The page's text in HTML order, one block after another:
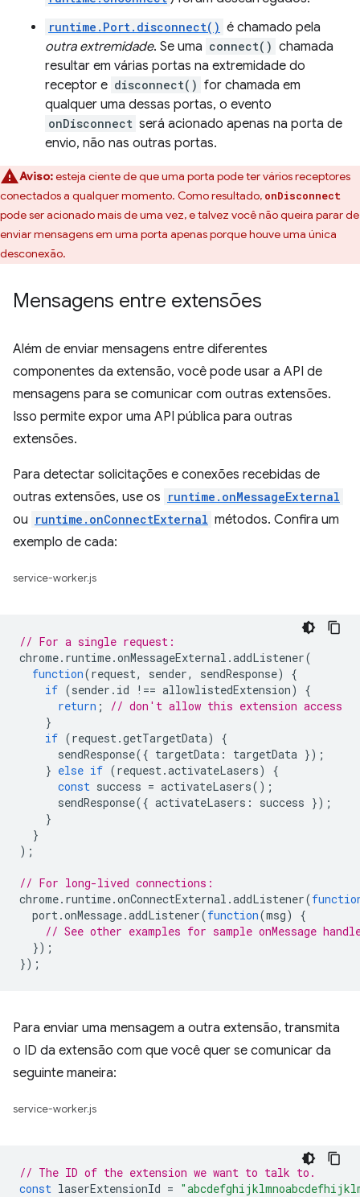
runtime.Port.disconnect() é chamado pela
outra extremidade. Se uma connect() chamada
resultar em várias portas na extremidade do
receptor e disconnect() for chamada em
qualquer uma dessas portas, o evento
onDisconnect será acionado apenas na porta de
envio, não nas outras portas.
Aviso:esteja ciente de que uma porta pode ter vários receptores
conectados a qualquer momento. Como resultado, onDisconnect
pode ser acionado mais de uma vez, e talvez você não queira parar de
enviar mensagens em uma porta apenas porque houve uma única
desconexão.
Mensagens entre extensões
Além de enviar mensagens entre diferentes
componentes da extensão, você pode usar a API de
mensagens para se comunicar com outras extensões.
Isso permite expor uma API pública para outras
extensões.
Para detectar solicitações e conexões recebidas de
outras extensões, use os runtime.onMessageExternal
ou runtime.onConnectExternal métodos. Confira um
exemplo de cada:
service-worker.js
// For a single request:
chrome. runtime.onMessageExternal .addListener(
function(request, sender, sendResponse)
{
if (sender . id !== allowlistedExtension)
{
return ;
// don't allow this extension access
}
if (request.getTargetData)
{
sendResponse({ targetData : targetData });
} else if (request.activateLasers)
{
const success = activateLasers();
sendResponse({ activateLasers : success });
}
}
);
// For long-lived connections:
chrome. runtime.onConnectExternal .addListener(
port.onMessage.addListener(function(msg)
{
// See other examples for sample onMessage
});
});
Para enviar uma mensagem a outra extensão, transmita
o ID da extensão com que você quer se comunicar da
seguinte maneira:
service-worker.js
// The ID of the extension we want to talk to.
const laserExtensionId =